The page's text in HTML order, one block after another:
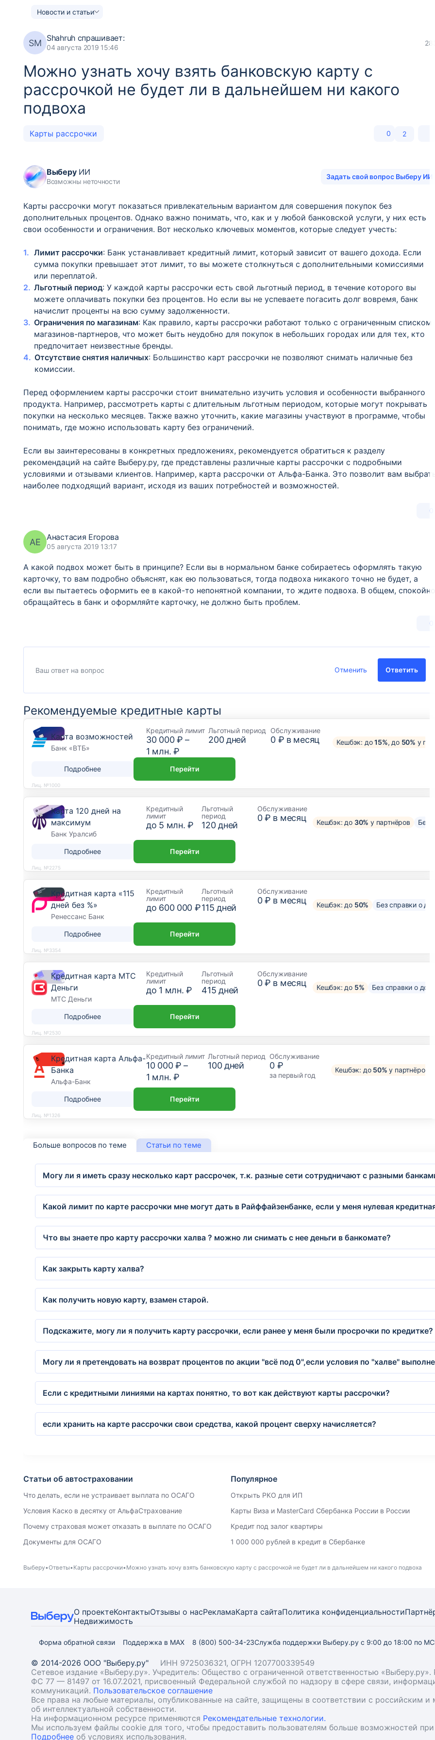
Новости и статьи
SM Shahruhспрашивает:
04 августа 2019 15:46
283
Можно узнать хочу взять банковскую карту с
рассрочкой не будет ли в дальнейшем ни какого
подвоха
Карты рассрочки 0 2
ВыберуИИ
Возможны неточности
Задать свой вопрос Выберу ИИ
Карты рассрочки могут показаться привлекательным вариантом для совершения покупок без
дополнительных процентов. Однако важно понимать, что, как и у любой банковской услуги, у них есть
свои особенности и ограничения. Вот несколько ключевых моментов, которые следует учесть:
Лимит рассрочки: Банк устанавливает кредитный лимит, который зависит от вашего дохода. Если
сумма покупки превышает этот лимит, то вы можете столкнуться с дополнительными комиссиями
или переплатой.
Льготный период: У каждой карты рассрочки есть свой льготный период, в течение которого вы
можете оплачивать покупки без процентов. Но если вы не успеваете погасить долг вовремя, банк
начислит проценты на всю сумму задолженности.
Ограничения по магазинам: Как правило, карты рассрочки работают только с ограниченным списком
магазинов-партнеров, что может быть неудобно для покупок в небольших городах или для тех, кто
предпочитает неизвестные бренды.
Отсутствие снятия наличных: Большинство карт рассрочки не позволяют снимать наличные без
комиссии.
Перед оформлением карты рассрочки стоит внимательно изучить условия и особенности выбранного
продукта. Например, рассмотреть карты с длительным льготным периодом, которые могут покрывать
покупки на несколько месяцев. Также важно уточнить, какие магазины участвуют в программе, чтобы
понимать, где можно использовать карту без ограничений.
Если вы заинтересованы в конкретных предложениях, рекомендуется обратиться к разделу
рекомендаций на сайте Выберу.ру, где представлены различные карты рассрочки с подробными
условиями и отзывами клиентов. Например, карта рассрочки от Альфа-Банка. Это позволит вам выбрать
наиболее подходящий вариант, исходя из ваших потребностей и возможностей.
0
АЕ Анастасия Егорова
05 августа 2019 13:17
А какой подвох может быть в принципе? Если вы в нормальном банке собираетесь оформлять такую
карточку, то вам подробно объяснят, как ею пользоваться, тогда подвоха никакого точно не будет, а
если вы пытаетесь оформить ее в какой-то непонятной компании, то ждите подвоха. В общем, спокойно
обращайтесь в банк и оформляйте карточку, не должно быть проблем.
0
Отменить Ответить
Рекомендуемые кредитные карты
Карта возможностей
Банк «ВТБ»
Кредитный лимит
30 000 ₽ –
1 млн. ₽
Льготный период
200дней
Обслуживание
0 ₽ в месяц Кешбэк: до15%, до 50% у
Подробнее Перейти
Лиц. №1000
Карта 120 дней на
максимум
Банк Уралсиб
Кредитный
лимит
до 5 млн. ₽
Льготный
период
120дней
Обслуживание
0 ₽ в месяц Кешбэк: до 30% у партнёров Без
Подробнее Перейти
Лиц. №2275
Кредитная карта «115
дней без %»
Ренессанс Банк
Кредитный
лимит
до 600 000 ₽
Льготный
период
115 дней
Обслуживание
0 ₽ в месяц Кешбэк: до 50% Без справки о
Подробнее Перейти
Лиц. №3354
Кредитная карта МТС
Деньги
МТС Деньги
Кредитный
лимит
до 1 млн. ₽
Льготный
период
415 дней
Обслуживание
0 ₽ в месяц Кешбэк: до 5% Без справки о
Подробнее Перейти
Лиц. №2530
Кредитная карта Альфа-
Банка
Альфа-Банк
Кредитный лимит
10 000 ₽ –
1 млн. ₽
Льготный период
100дней
Обслуживание
0 ₽
за первый год
Кешбэк: до 50% у партнёров
Подробнее Перейти
Лиц. №1326
Больше вопросов по теме Статьи по теме
Могу ли я иметь сразу несколько карт рассрочек, т.к. разные сети сотрудничают с разными
Какой лимит по карте рассрочки мне могут дать в Райффайзенбанке, если у меня нулевая
Что вы знаете про карту рассрочки халва ? можно ли снимать с нее деньги в банкомате?
Как закрыть карту халва?
Как получить новую карту, взамен старой.
Подскажите, могу ли я получить карту рассрочки, если ранее у меня были просрочки по кредитке?
Могу ли я претендовать на возврат процентов по акции "всё под 0",если условия по "халве"
Если с кредитными линиями на картах понятно, то вот как действуют карты рассрочки?
если хранить на карте рассрочки свои средства, какой процент сверху начисляется?
Статьи об автостраховании
Что делать, если не устраивает выплата по ОСАГО
Условия Каско в десятку от АльфаСтрахование
Почему страховая может отказать в выплате по ОСАГО
Документы для ОСАГО
Популярное
Открыть РКО для ИП
Карты Виза и MasterCard Сбербанка России в России
Кредит под залог квартиры
1 000 000 рублей в кредит в Сбербанке
Выберу Ответы Карты рассрочки Можно узнать хочу взять банковскую карту с рассрочкой не будет ли в дальнейшем ни какого подвоха
О проектеКонтактыОтзывы о насРекламаКарта сайтаПолитика конфиденциальности
Недвижимость
Форма обратной связи Поддержка в MAX 8 (800) 500-34-23Служба поддержки Выберу.ру с 9:00 до 18:00 по
© 2014-2026 ООО "Выберу.ру"
ИНН 9725036321, ОГРН 1207700339549
Сетевое издание «Выберу.ру». Учредитель: Общество с ограниченной ответственностью
ФС 77 — 81497 от 16.07.2021, присвоенный Федеральной службой по надзору в сфере связи,
коммуникаций. Пользовательское соглашение
Все права на любые материалы, опубликованные на сайте, защищены в соответствии с российским
об интеллектуальной собственности.
На информационном ресурсе применяются Рекомендательные технологии.
Мы используем файлы cookie для того, чтобы предоставить пользователям больше возможностей
Подробнее об условиях использования.